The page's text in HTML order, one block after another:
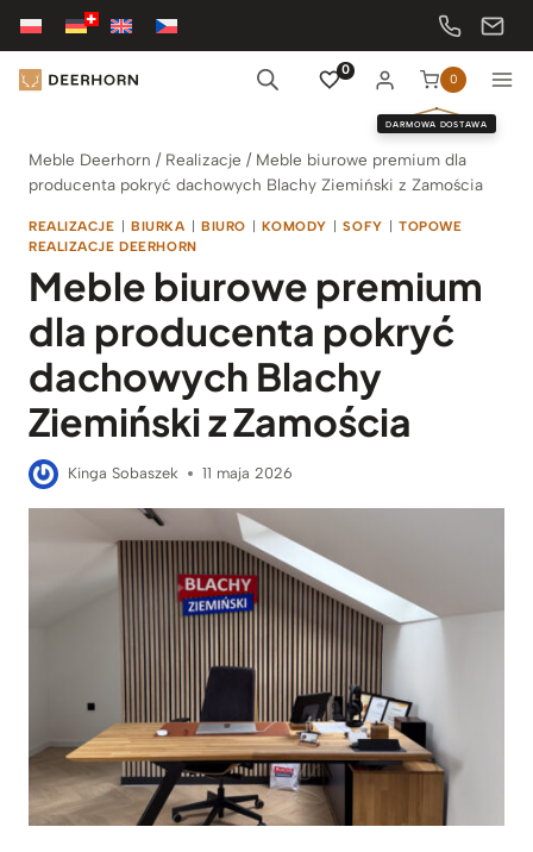
Przejdź
treści
0
0
DARMOWA DOSTAWA
Meble Deerhorn / Realizacje / Meble biurowe premium dla
producenta pokryć dachowych Blachy Ziemiński z Zamościa
REALIZACJE | BIURKA | BIURO | KOMODY | SOFY | TOPOWE
REALIZACJE DEERHORN
Meble biurowe premium
dla producenta pokryć
dachowych Blachy
Ziemiński z Zamościa
Kinga Sobaszek 11 maja 2026